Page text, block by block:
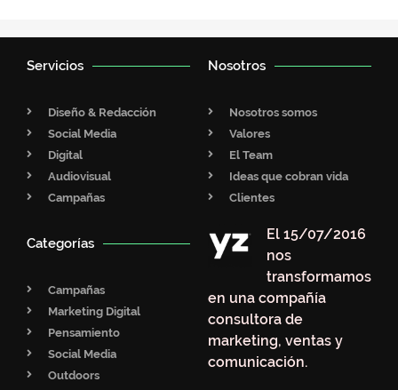
Servicios
Diseño & Redacción
Social Media
Digital
Audiovisual
Campañas
Nosotros
Nosotros somos
Valores
El Team
Ideas que cobran vida
Clientes
Categorías
Campañas
Marketing Digital
Pensamiento
Social Media
Outdoors
El 15/07/2016
nos
transformamos
en una compañía
consultora de
marketing, ventas y
comunicación.